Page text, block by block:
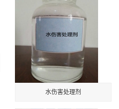
水伤害处理剂